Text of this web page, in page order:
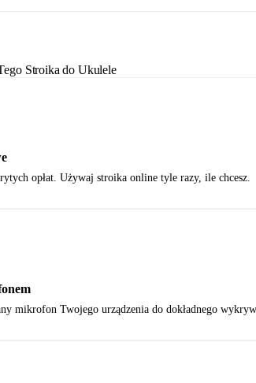
Stroika do Ukulele
opłat. Używaj stroika online tyle razy, ile chcesz.
mikrofon Twojego urządzenia do dokładnego